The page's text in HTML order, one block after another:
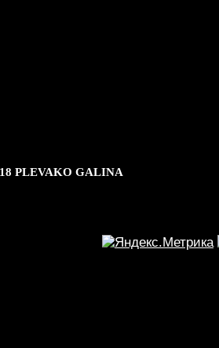
PLEVAKO GALINA